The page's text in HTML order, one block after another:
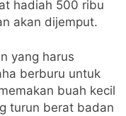
hadiah 500 ribu
akan dijemput.
yang harus
berburu untuk
buah kecil
turun berat badan